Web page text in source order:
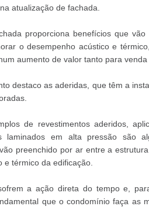
atualização de fachada.
proporciona benefícios que
o desempenho acústico e
aumento de valor tanto para venda
destaco as aderidas, que têm a
de revestimentos aderidos,
laminados em alta pressão são
preenchido por ar entre a
térmico da edificação.
a ação direta do tempo e,
que o condomínio faça as